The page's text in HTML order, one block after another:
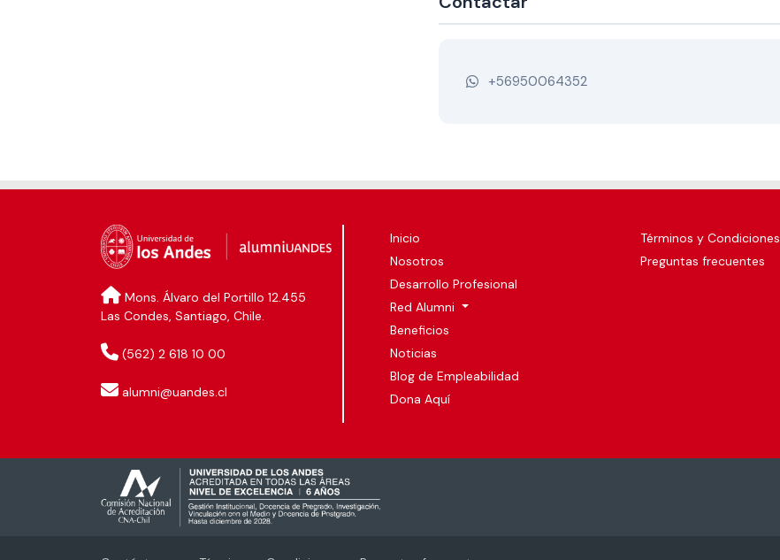
+56950064352
Mons. Álvaro del Portillo 12.455
Las Condes, Santiago, Chile.
(562) 2 618 10 00
alumni@uandes.cl
Inicio
Nosotros
Desarrollo Profesional
Red Alumni
Beneficios
Noticias
Blog de Empleabilidad
Dona Aquí
Términos y Condiciones
Preguntas frecuentes